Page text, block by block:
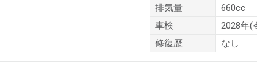
排気量
660cc
車検
2028年(
修復歴
なし